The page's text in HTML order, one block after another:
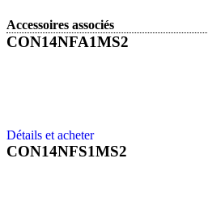
Accessoires associés
CON14NFA1MS2
Détails et acheter
CON14NFS1MS2